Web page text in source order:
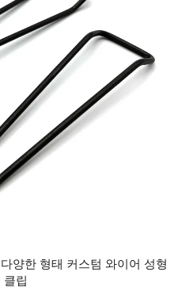
양한 형태 커스텀 와이어 성형
클립